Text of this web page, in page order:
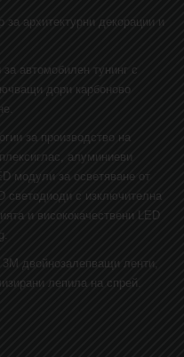
архитектурни декорации и
автомобилен тунинг с
дори карбоново
за производство на
алуминиеви
модули за осветяване от
светодиоди с изключителна
и висококачествени LED
3М двойнозалепващи ленти,
лепила на спрей.